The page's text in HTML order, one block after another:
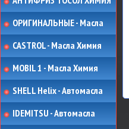
ОРИГИНАЛЬНЫЕ - Масла
CASTROL - Масла Химия
MOBIL 1 - Масла Химия
SHELL Helix - Автомасла
IDEMITSU - Автомасла